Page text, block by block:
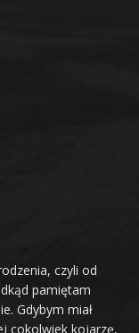
czyli od
pamiętam
Gdybym miał
cokolwiek kojarzę,